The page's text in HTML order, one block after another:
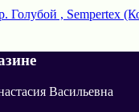
Голубой , Sempertex
Васильевна